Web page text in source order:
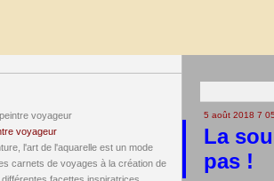
voyageur
l'art de l'aquarelle est un mode
carnets de voyages à la création de
5 août 2018 7 05
La
pas !